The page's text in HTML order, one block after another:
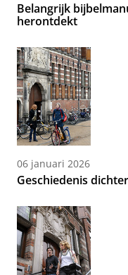
Belangrijk
herontdekt
06 januari 2026
Geschiedenis